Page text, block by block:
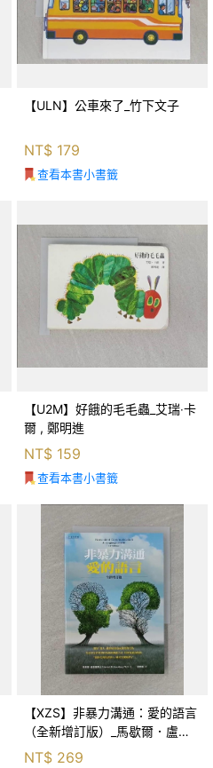
【ULN】公車來了_竹下文子
NT$ 179
查看本書小書籤
【U2M】好餓的毛毛蟲_艾瑞‧卡
爾 , 鄭明進
NT$ 159
查看本書小書籤
【XZS】非暴力溝通：愛的語言
（全新增訂版）_馬歇爾．盧森
堡, 蕭寶森
NT$ 269